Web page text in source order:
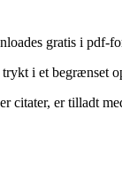
gratis i
i et begrænset
citater, er tilladt